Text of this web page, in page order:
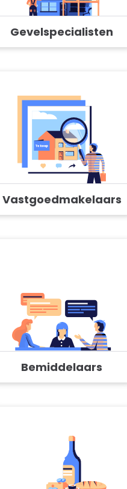
Gevelspecialisten
Vastgoedmakelaars
Bemiddelaars